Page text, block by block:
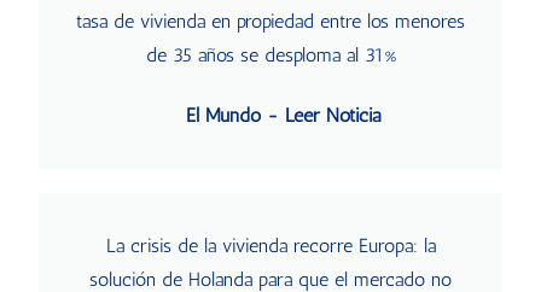
tasa de vivienda en propiedad entre los menores
de 35 años se desploma al 31%
El Mundo - Leer Noticia
La crisis de la vivienda recorre Europa: la
solución de Holanda para que el mercado no